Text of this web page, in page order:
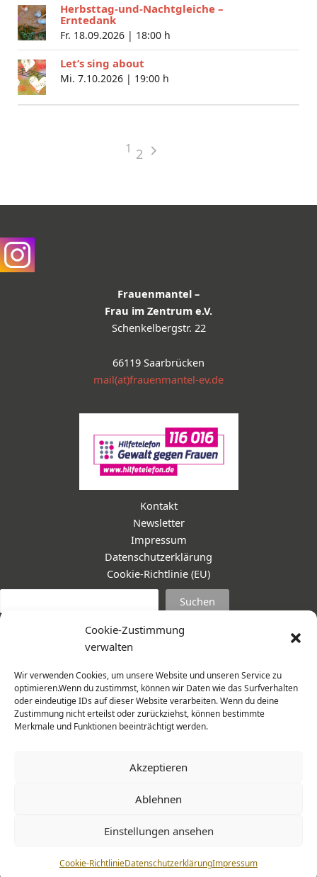
Cookie-Zustimmung
verwalten
Wir verwenden Cookies, um unsere Website und unseren Service zu
optimieren.Wenn du zustimmst, können wir Daten wie das Surfverhalten
oder eindeutige IDs auf dieser Website verarbeiten. Wenn du deine
Zustimmung nicht erteilst oder zurückziehst, können bestimmte
Merkmale und Funktionen beeinträchtigt werden.
Akzeptieren
Ablehnen
Einstellungen ansehen
Cookie-RichtlinieDatenschutzerklärungImpressum
Herbsttag-und-Nachtgleiche –
Erntedank
Fr. 18.09.2026 | 18:00 h
Let’s sing about
Mi. 7.10.2026 | 19:00 h
1 2
Frauenmantel –
Frau im Zentrum e.V.
Schenkelbergstr. 22
66119 Saarbrücken
mail(at)frauenmantel-ev.de
Kontakt
Newsletter
Impressum
Datenschutzerklärung
Cookie-Richtlinie (EU)
Suchen
www.cohowe.de